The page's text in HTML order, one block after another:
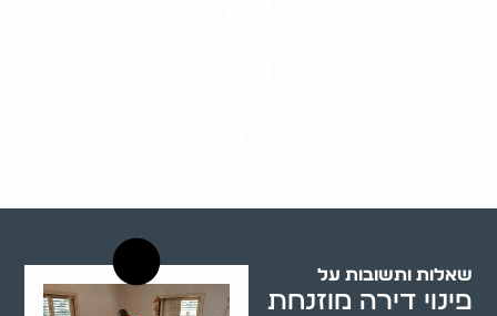
שאלות ותשובות על
פינוי דירה מוזנחת